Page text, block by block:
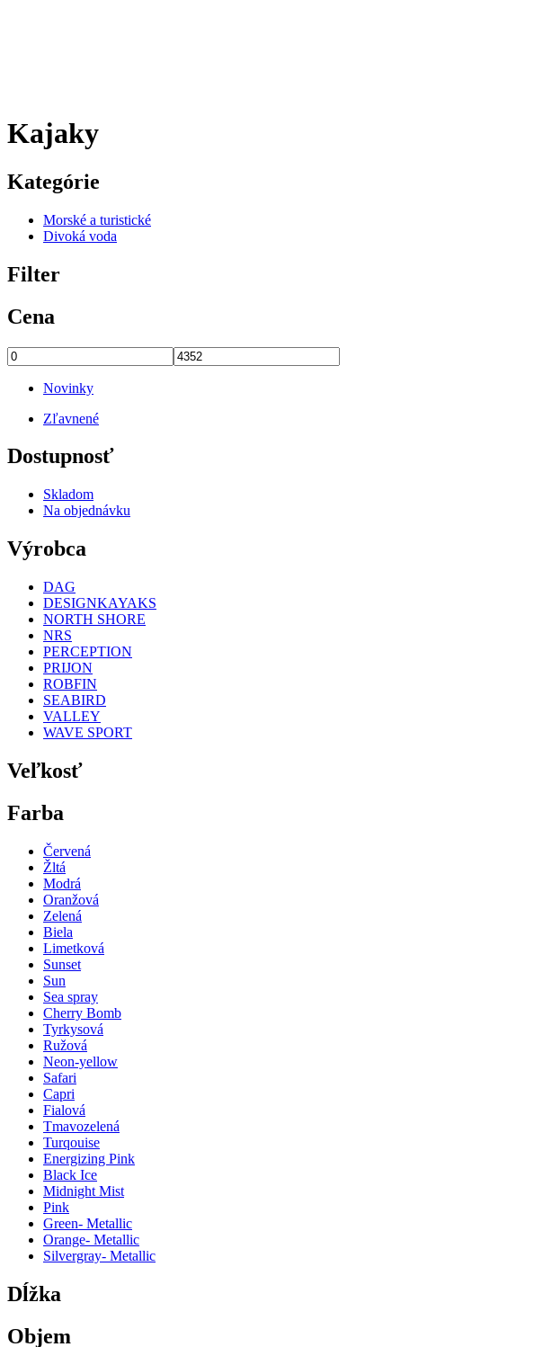
Kajaky
Kategórie
Morské a turistické
Divoká voda
Filter
Cena
Novinky
Zľavnené
Dostupnosť
Skladom
Na objednávku
Výrobca
DAG
DESIGNKAYAKS
NORTH SHORE
NRS
PERCEPTION
PRIJON
ROBFIN
SEABIRD
VALLEY
WAVE SPORT
Veľkosť
Farba
Červená
Žltá
Modrá
Oranžová
Zelená
Biela
Limetková
Sunset
Sun
Sea spray
Cherry Bomb
Tyrkysová
Ružová
Neon-yellow
Safari
Capri
Fialová
Tmavozelená
Turqouise
Energizing Pink
Black Ice
Midnight Mist
Pink
Green- Metallic
Orange- Metallic
Silvergray- Metallic
Dĺžka
Objem